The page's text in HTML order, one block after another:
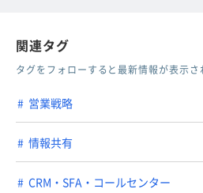
関連タグ
タグをフォローすると最新情報が表示さ
営業戦略
情報共有
CRM・SFA・コールセンター